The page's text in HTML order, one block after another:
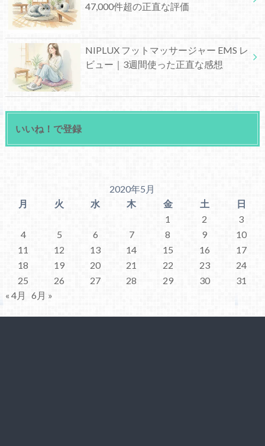
47,000件超の正直な評価
NIPLUX フットマッサージャー EMS レ
ビュー｜3週間使った正直な感想
いいね！で登録
2020年5月
月
火 水 木 金 土
日
1
2
3
4
5 6 7 8 9
10
11
12 13 14 15 16
17
18
19 20 21 22 23
24
25
26 27 28 29 30
31
« 4月
6月 »